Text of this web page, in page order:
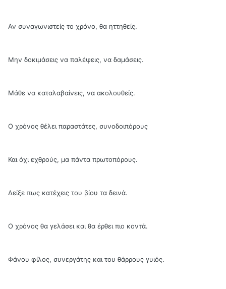
Αν συναγωνιστείς το χρόνο, θα ηττηθείς.
Μην δοκιμάσεις να παλέψεις, να δαμάσεις.
Μάθε να καταλαβαίνεις, να ακολουθείς.
Ο χρόνος θέλει παραστάτες, συνοδοιπόρους
Και όχι εχθρούς, μα πάντα πρωτοπόρους.
Δείξε πως κατέχεις του βίου τα δεινά.
Ο χρόνος θα γελάσει και θα έρθει πιο κοντά.
Φάνου φίλος, συνεργάτης και του θάρρους γυιός.